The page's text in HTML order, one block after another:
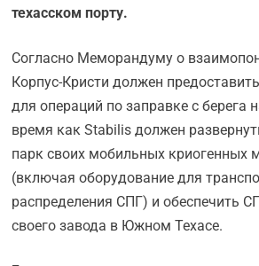
техасском порту.
Согласно Меморандуму о
Корпус-Кристи должен
для операций по заправке с берега
время как Stabilis должен
парк своих мобильных криогенных
(включая оборудование для
распределения СПГ) и обеспечить
своего завода в Южном Техасе.